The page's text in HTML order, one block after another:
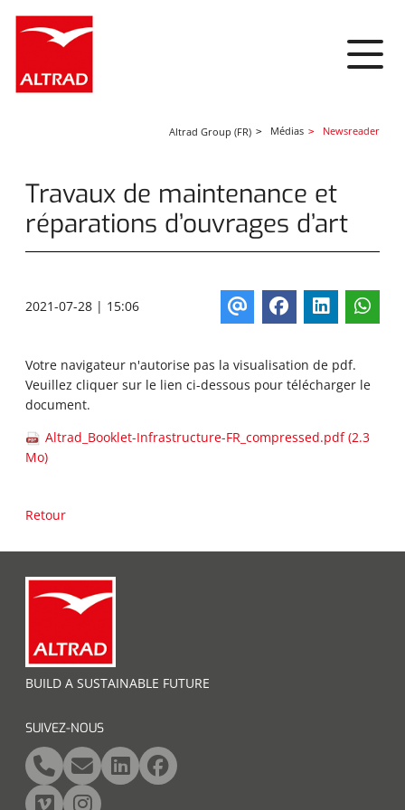
Altrad Group (FR) Médias Newsreader
Travaux de maintenance et
réparations d’ouvrages d’art
2021-07-28 | 15:06
Votre navigateur n'autorise pas la visualisation de pdf.
Veuillez cliquer sur le lien ci-dessous pour télécharger le
document.
Altrad_Booklet-Infrastructure-FR_compressed.pdf(2.3
Mo)
Retour
BUILD A SUSTAINABLE FUTURE
SUIVEZ-NOUS